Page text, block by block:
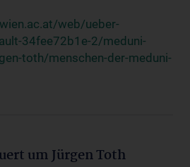
web/ueber-
34fee72b1e-2/meduni-
toth/menschen-der-meduni-
um Jürgen Toth